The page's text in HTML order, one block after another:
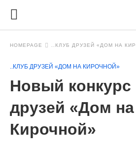
HOMEPAGE ..КЛУБ ДРУЗЕЙ «ДОМ НА
..КЛУБ ДРУЗЕЙ «ДОМ НА КИРОЧНОЙ»
Новый конкурс
друзей «Дом на
Кирочной»